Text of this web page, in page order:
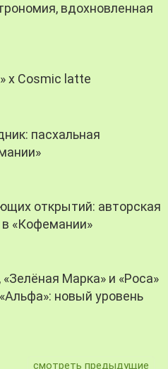
вдохновленная
х Cosmic latte
пасхальная
открытий: авторская
в «Кофемании»
«Зелёная Марка» и «Роса»
новый уровень
смотреть предыдущие